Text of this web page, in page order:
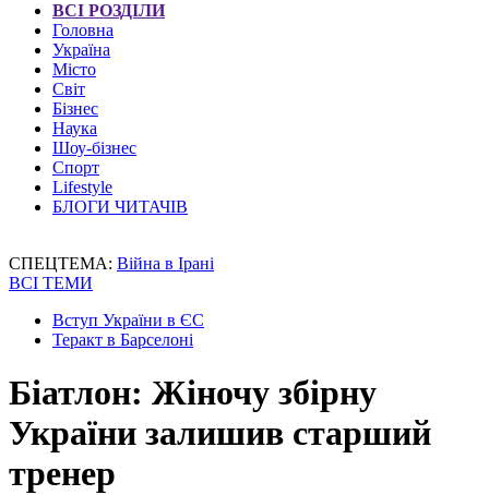
ВСІ РОЗДІЛИ
Головна
Україна
Місто
Світ
Бізнес
Наука
Шоу-бізнес
Спорт
Lifestyle
БЛОГИ ЧИТАЧІВ
СПЕЦТЕМА: Війна в Ірані
ВСІ ТЕМИ
Вступ України в ЄС
Теракт в Барселоні
Біатлон: Жіночу збірну
України залишив старший
тренер